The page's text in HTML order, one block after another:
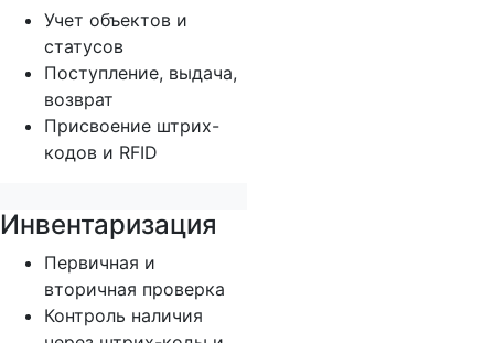
Учет объектов и
статусов
Поступление, выдача,
возврат
Присвоение штрих-
кодов и RFID
Инвентаризация
Первичная и
вторичная проверка
Контроль наличия